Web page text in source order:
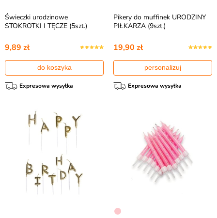
Świeczki urodzinowe
STOKROTKI I TĘCZE (5szt.)
9,89 zł
do koszyka
Expresowa wysyłka
Pikery do muffinek URODZINY
PIŁKARZA (9szt.)
19,90 zł
personalizuj
Expresowa wysyłka